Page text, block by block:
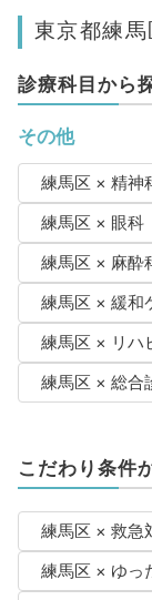
東京都練
診療科目から
その他
練馬区 × 精神
練馬区 × 眼科
練馬区 × 麻酔
練馬区 × 緩和
練馬区 × リハ
練馬区 × 総合
こだわり条件
練馬区 × 救急
練馬区 × ゆっ